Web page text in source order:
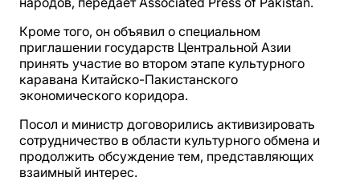
Кроме того, он объявил о специальном
приглашении государств Центральной Азии
принять участие во втором этапе культурного
каравана Китайско-Пакистанского
экономического коридора.
Посол и министр договорились активизировать
сотрудничество в области культурного обмена и
продолжить обсуждение тем, представляющих
взаимный интерес.